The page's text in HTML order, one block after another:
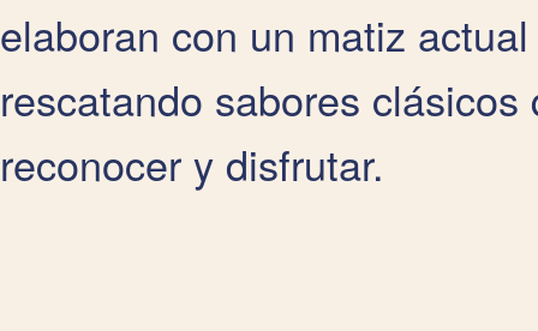
elaboran con un matiz
rescatando sabores
reconocer y disfrutar.